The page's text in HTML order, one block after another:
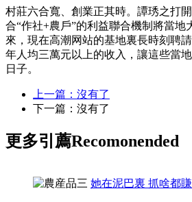
村莊六合寬、創業正其時。譚琇之打
合“作社+農戶”的利益聯合機制將當地
來，現在高潮网站的基地裏長時刻聘
年人均三萬元以上的收入，讓這些當
日子。
上一篇：沒有了
下一篇：沒有了
更多引薦Recomonended
她在泥巴裏 抓啥都